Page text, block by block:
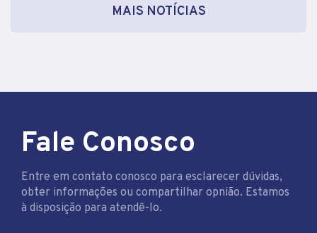
MAIS NOTÍCIAS
Fale Conosco
Entre em contato conosco para esclarecer dúvidas,
obter informações ou compartilhar opnião. Estamos
à disposição para atendê-lo.